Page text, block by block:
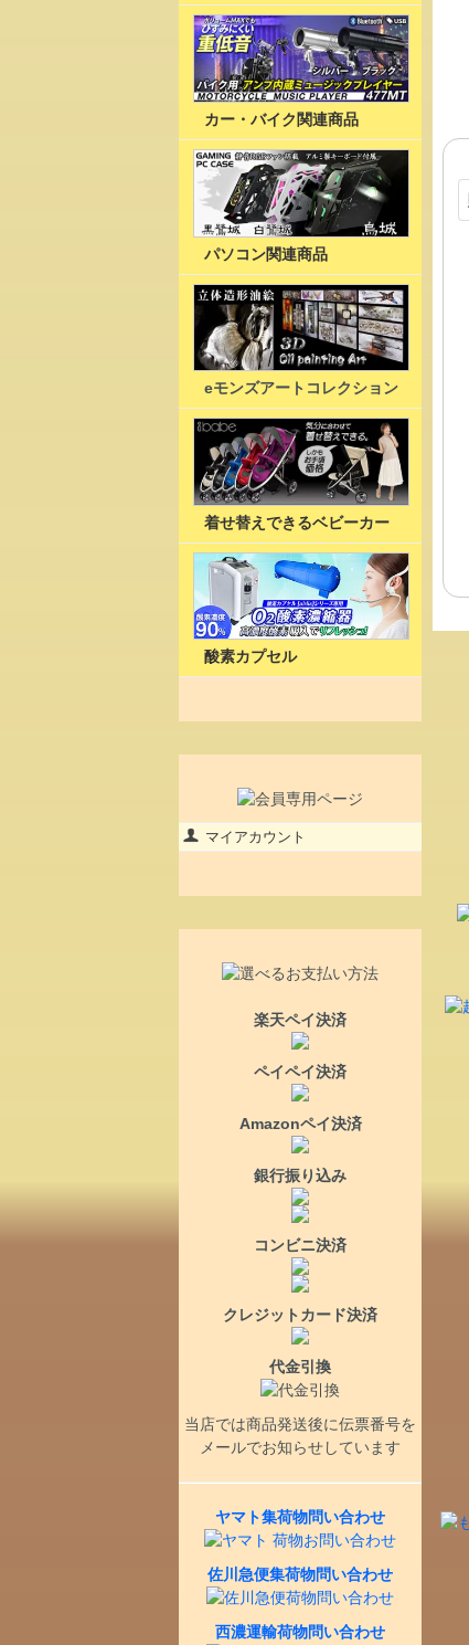
カー・バイク関連商品
パソコン関連商品
eモンズアートコレクション
着せ替えできるベビーカー
酸素カプセル
マイアカウント
楽天ペイ決済
ペイペイ決済
Amazonペイ決済
銀行振り込み
コンビニ決済
クレジットカード決済
代金引換
当店では商品発送後に伝票番号を
メールでお知らせしています
ヤマト集荷物問い合わせ
佐川急便集荷物問い合わせ
西濃運輸荷物問い合わせ